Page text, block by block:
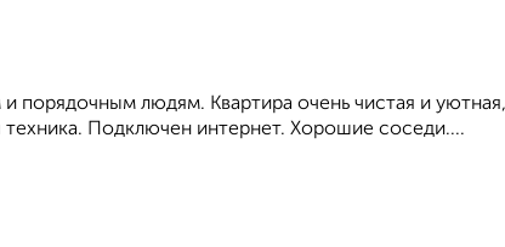
порядочным людям. Квартира очень чистая и
техника. Подключен интернет. Хорошие соседи....